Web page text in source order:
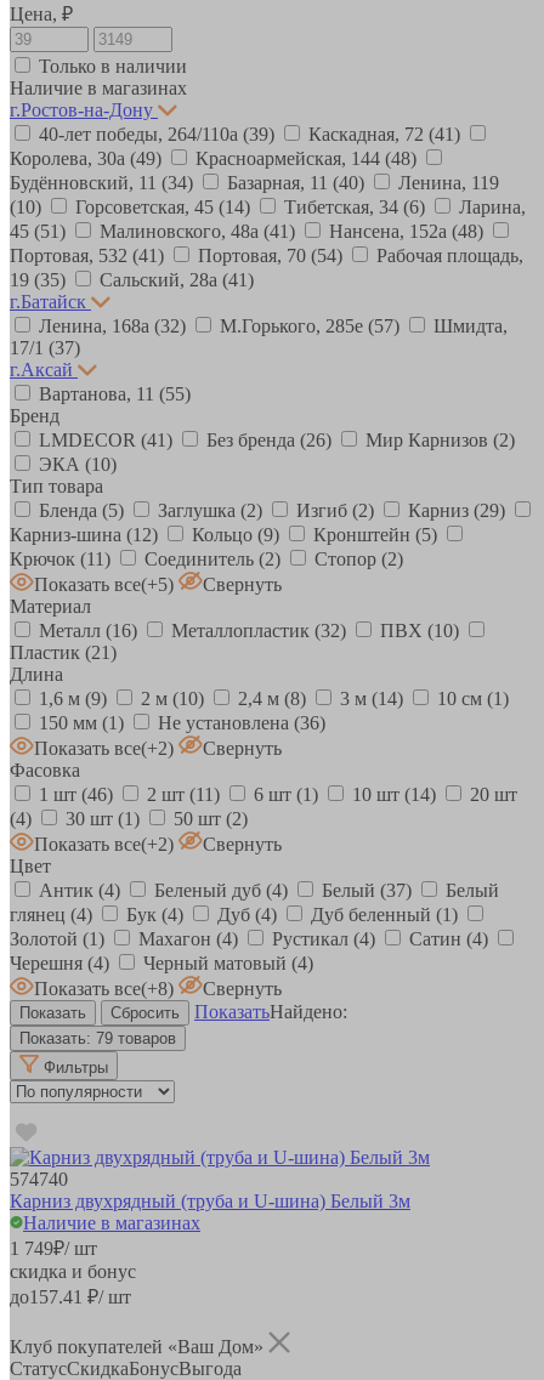
Цена, ₽
Только в наличии
Наличие в магазинах
г.Ростов-на-Дону
40-лет победы, 264/110а (39) Каскадная, 72 (41)
Королева, 30а (49) Красноармейская, 144 (48)
Будённовский, 11 (34) Базарная, 11 (40)
Ленина, 119
(10)
Горсоветская, 45 (14) Тибетская, 34 (6)
Ларина,
45 (51) Малиновского, 48а (41) Нансена, 152а (48)
Портовая, 532 (41) Портовая, 70 (54)
Рабочая площадь,
19 (35) Сальский, 28a (41)
г.Батайск
Ленина, 168а (32) М.Горького, 285е (57)
Шмидта,
17/1 (37)
г.Аксай
Вартанова, 11 (55)
Бренд
LMDECOR (41) Без бренда (26) Мир Карнизов (2)
ЭКА (10)
Тип товара
Бленда (5) Заглушка (2) Изгиб (2) Карниз (29)
Карниз-шина (12) Кольцо (9) Кронштейн (5)
Крючок (11) Соединитель (2) Стопор (2)
Показать все(+5)
Свернуть
Материал
Металл (16) Металлопластик (32) ПВХ (10)
Пластик (21)
Длина
1,6 м (9) 2 м (10) 2,4 м (8) 3 м (14) 10 см (1)
150 мм (1) Не установлена (36)
Показать все(+2)
Свернуть
Фасовка
1 шт (46) 2 шт (11) 6 шт (1) 10 шт (14)
20 шт
(4)
30 шт (1) 50 шт (2)
Показать все(+2)
Свернуть
Цвет
Антик (4) Беленый дуб (4) Белый (37)
Белый
глянец (4) Бук (4) Дуб (4) Дуб беленный (1)
Золотой (1) Махагон (4) Рустикал (4) Сатин (4)
Черешня (4) Черный матовый (4)
Показать все(+8)
Свернуть
ПоказатьНайдено:
Показать: 79 товаров
Фильтры
574740
Карниз двухрядный (труба и U-шина) Белый 3м
Наличие в магазинах
1 749₽/ шт
скидка и бонус
до157.41 ₽/ шт
Клуб покупателей «Ваш Дом»
СтатусСкидкаБонусВыгода